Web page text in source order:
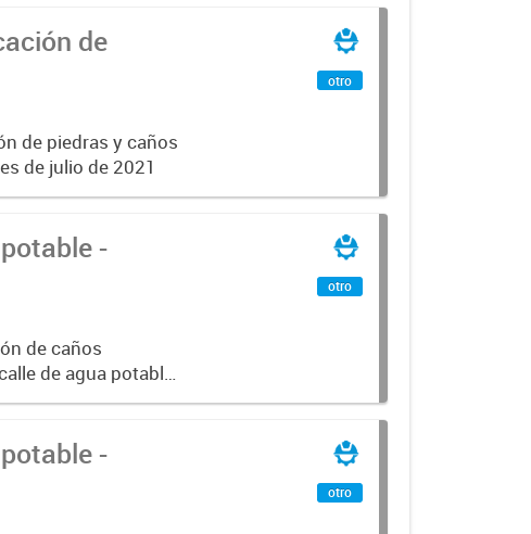
de
de piedras y caños
de julio de 2021
otro
-
de caños
de agua potable
otro
-
otro